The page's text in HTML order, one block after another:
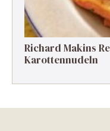
Richard Makins
Karottennudeln